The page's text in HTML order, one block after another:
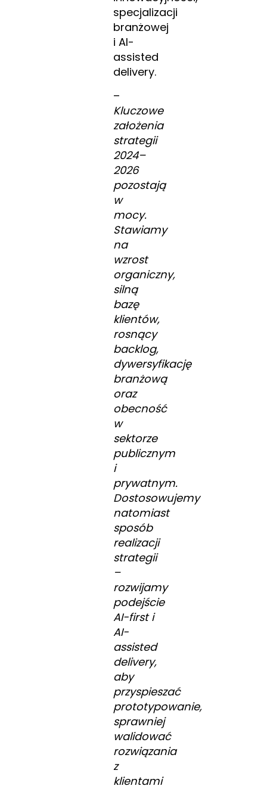
specjalizacji
branżowej
i AI-
assisted
delivery.
–
Kluczowe
założenia
strategii
2024–
2026
pozostają
w
mocy.
Stawiamy
na
wzrost
organiczny,
silną
bazę
klientów,
rosnący
backlog,
dywersyfikację
branżową
oraz
obecność
w
sektorze
publicznym
i
prywatnym.
Dostosowujemy
natomiast
sposób
realizacji
strategii
–
rozwijamy
podejście
AI-first i
AI-
assisted
delivery,
aby
przyspieszać
prototypowanie,
sprawniej
walidować
rozwiązania
z
klientami